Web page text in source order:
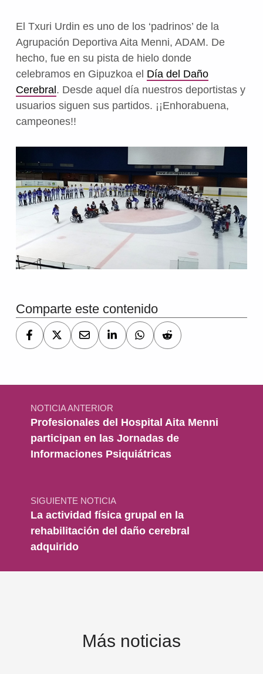
El Txuri Urdin es uno de los ‘padrinos’ de la
Agrupación Deportiva Aita Menni, ADAM. De
hecho, fue en su pista de hielo donde
celebramos en Gipuzkoa el Día del Daño
Cerebral . Desde aquel día nuestros deportistas y
usuarios siguen sus partidos. ¡¡Enhorabuena,
campeones!!
Volver a la navegación principal
Comparte este contenido
Navegación de entradas
NOTICIA ANTERIOR
Profesionales del Hospital Aita Menni
participan en las Jornadas de
Informaciones Psiquiátricas
SIGUIENTE NOTICIA
La actividad física grupal en la
rehabilitación del daño cerebral
adquirido
Más noticias